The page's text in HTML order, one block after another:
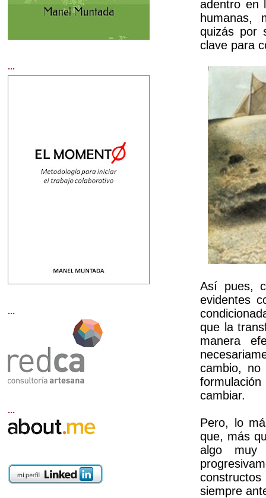
adentro en
humanas,
quizás por
clave para
Así pues,
evidentes
que la
manera
cambio, no
cambiar.
Pero, lo
que, más
algo
siempre
...
...
...